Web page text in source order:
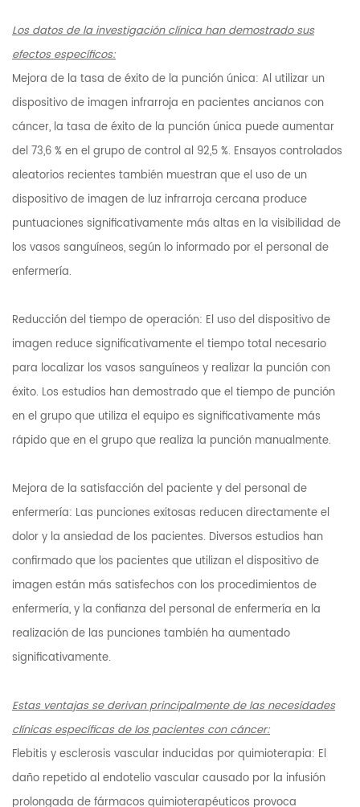
Los datos de la investigación clínica han demostrado sus
efectos específicos:
Mejora de la tasa de éxito de la punción única: Al utilizar un
dispositivo de imagen infrarroja en pacientes ancianos con
cáncer, la tasa de éxito de la punción única puede aumentar
del 73,6 % en el grupo de control al 92,5 %. Ensayos controlados
aleatorios recientes también muestran que el uso de un
dispositivo de imagen de luz infrarroja cercana produce
puntuaciones significativamente más altas en la visibilidad de
los vasos sanguíneos, según lo informado por el personal de
enfermería.
Reducción del tiempo de operación: El uso del dispositivo de
imagen reduce significativamente el tiempo total necesario
para localizar los vasos sanguíneos y realizar la punción con
éxito. Los estudios han demostrado que el tiempo de punción
en el grupo que utiliza el equipo es significativamente más
rápido que en el grupo que realiza la punción manualmente.
Mejora de la satisfacción del paciente y del personal de
enfermería: Las punciones exitosas reducen directamente el
dolor y la ansiedad de los pacientes. Diversos estudios han
confirmado que los pacientes que utilizan el dispositivo de
imagen están más satisfechos con los procedimientos de
enfermería, y la confianza del personal de enfermería en la
realización de las punciones también ha aumentado
significativamente.
Estas ventajas se derivan principalmente de las necesidades
clínicas específicas de los pacientes con cáncer:
Flebitis y esclerosis vascular inducidas por quimioterapia: El
daño repetido al endotelio vascular causado por la infusión
prolongada de fármacos quimioterapéuticos provoca